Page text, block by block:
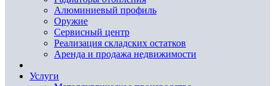
Алюминиевый профиль
Оружие
Сервисный центр
Реализация складских остатков
Аренда и продажа недвижимости
Услуги